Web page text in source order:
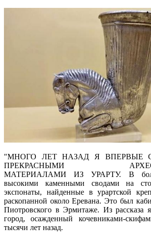
"МНОГО ЛЕТ НАЗАД Я ВПЕРВЫЕ
ПРЕКРАСНЫМИ
МАТЕРИАЛАМИ ИЗ УРАРТУ. В
высокими каменными сводами на
экспонаты, найденные в урартской
раскопанной около Еревана. Это был
Пиотровского в Эрмитаже. Из рассказа
город, осажденный кочевниками-
тысячи лет назад.